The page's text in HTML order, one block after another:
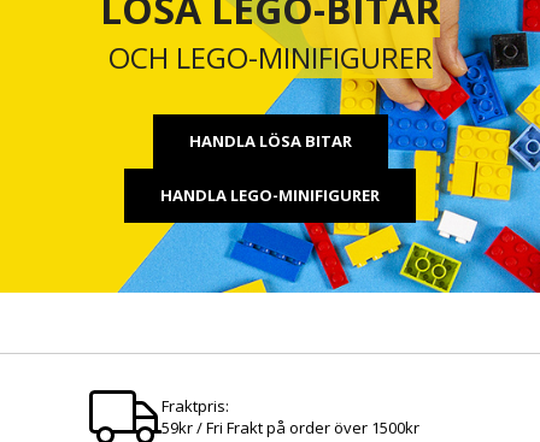
OCH LEGO-MINIFIGURER
HANDLA LÖSA BITAR
HANDLA LEGO-MINIFIGURER
Fraktpris:
59kr / Fri Frakt på order över 1500kr